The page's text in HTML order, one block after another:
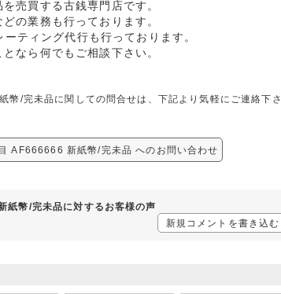
売買する古銭専門店です。
の業務も行っております。
ティング代行も行っております。
なら何でもご相談下さい。
/完未品に関しての問合せは、下記より気軽にご連絡下さ
AF666666 新紙幣/完未品 へのお問い合わせ
幣/完未品に対するお客様の声
新規コメントを書き込む